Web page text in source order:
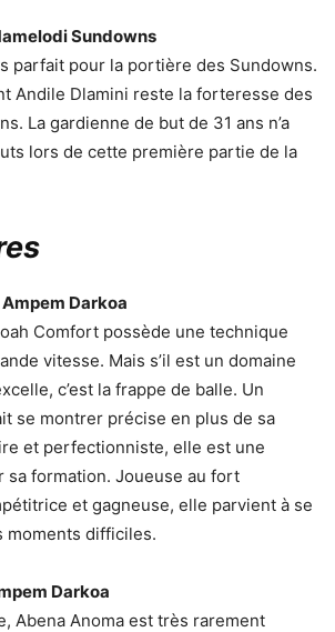
Sundowns
parfait pour la portière des Sundowns.
Andile Dlamini reste la forteresse des
La gardienne de but de 31 ans n’a
lors de cette première partie de la
Darkoa
Comfort possède une technique
vitesse. Mais s’il est un domaine
c’est la frappe de balle. Un
se montrer précise en plus de sa
et perfectionniste, elle est une
sa formation. Joueuse au fort
et gagneuse, elle parvient à se
moments difficiles.
Darkoa
Abena Anoma est très rarement